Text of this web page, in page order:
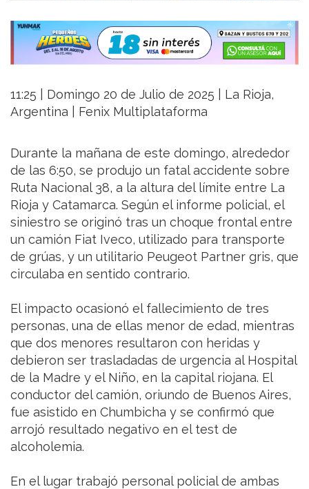
11:25 | Domingo 20 de Julio de 2025 | La Rioja,
Argentina | Fenix Multiplataforma
Durante la mañana de este domingo, alrededor
de las 6:50, se produjo un fatal accidente sobre
Ruta Nacional 38, a la altura del límite entre La
Rioja y Catamarca. Según el informe policial, el
siniestro se originó tras un choque frontal entre
un camión Fiat Iveco, utilizado para transporte
de grúas, y un utilitario Peugeot Partner gris, que
circulaba en sentido contrario.
El impacto ocasionó el fallecimiento de tres
personas, una de ellas menor de edad, mientras
que dos menores resultaron con heridas y
debieron ser trasladadas de urgencia al Hospital
de la Madre y el Niño, en la capital riojana. El
conductor del camión, oriundo de Buenos Aires,
fue asistido en Chumbicha y se confirmó que
arrojó resultado negativo en el test de
alcoholemia.
En el lugar trabajó personal policial de ambas